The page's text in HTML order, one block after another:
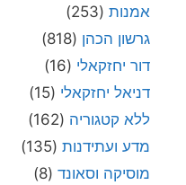
אמנות (253)
גרשון הכהן (818)
דור יחזקאלי (16)
דניאל יחזקאלי (15)
ללא קטגוריה (162)
מדע ועתידנות (135)
מוסיקה וסאונד (8)